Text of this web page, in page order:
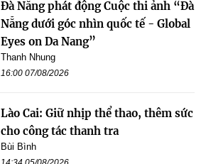
Đà Nẵng phát động Cuộc thi ảnh “Đà
Nẵng dưới góc nhìn quốc tế - Global
Eyes on Da Nang”
Thanh Nhung
16:00 07/08/2026
Lào Cai: Giữ nhịp thể thao, thêm sức
cho công tác thanh tra
Bùi Bình